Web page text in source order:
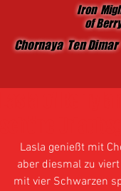
Iron
of
Chornaya Ten Dimar
Lasla genießt mit
aber diesmal zu
mit vier Schwarzen